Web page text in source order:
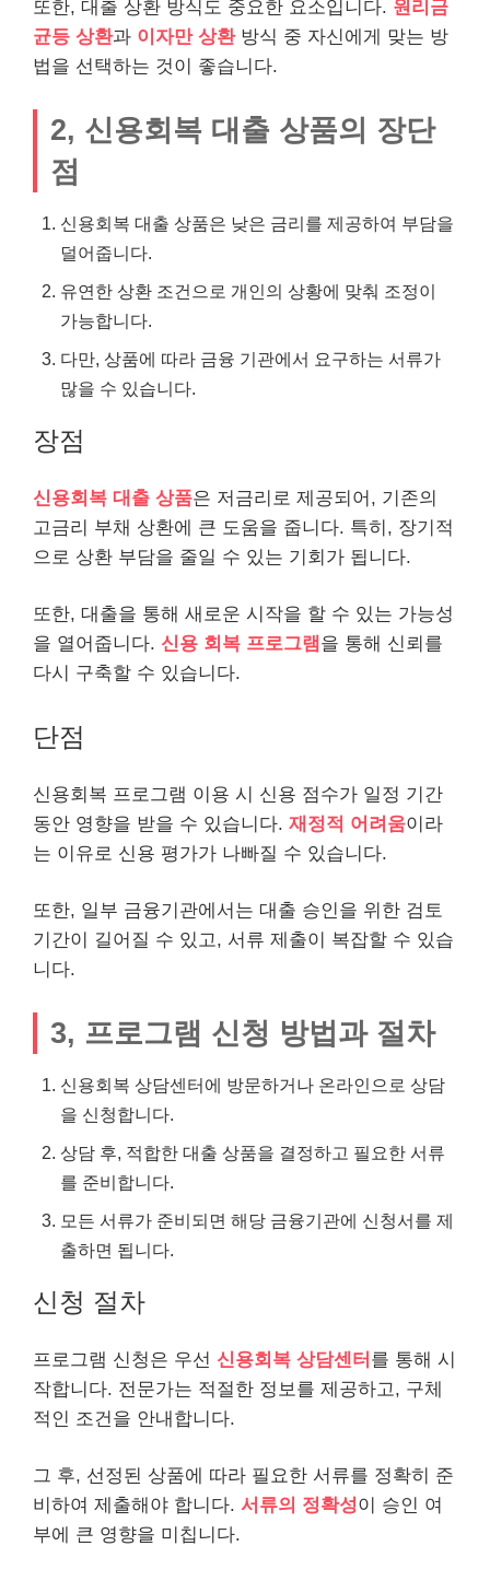
또한, 대출 상환 방식도 중요한 요소입니다. 원리금
균등 상환과 이자만 상환방식 중 자신에게 맞는 방
법을 선택하는 것이 좋습니다.
2, 신용회복 대출 상품의 장단
점
신용회복 대출 상품은 낮은 금리를 제공하여 부담을
덜어줍니다.
유연한 상환 조건으로 개인의 상황에 맞춰 조정이
가능합니다.
다만, 상품에 따라 금융 기관에서 요구하는 서류가
많을 수 있습니다.
장점
신용회복 대출 상품은 저금리로 제공되어, 기존의
고금리 부채 상환에 큰 도움을 줍니다. 특히, 장기적
으로 상환 부담을 줄일 수 있는 기회가 됩니다.
또한, 대출을 통해 새로운 시작을 할 수 있는 가능성
을 열어줍니다. 신용 회복 프로그램 을 통해 신뢰를
다시 구축할 수 있습니다.
단점
신용회복 프로그램 이용 시 신용 점수가 일정 기간
동안 영향을 받을 수 있습니다. 재정적 어려움이라
는 이유로 신용 평가가 나빠질 수 있습니다.
또한, 일부 금융기관에서는 대출 승인을 위한 검토
기간이 길어질 수 있고, 서류 제출이 복잡할 수 있습
니다.
3, 프로그램 신청 방법과 절차
신용회복 상담센터에 방문하거나 온라인 으로 상담
을 신청합니다.
상담 후, 적합한 대출 상품을 결정하고 필요한 서류
를 준비합니다.
모든 서류가 준비되면 해당 금융기관에 신청서를 제
출하면 됩니다.
신청 절차
프로그램 신청은 우선 신용회복 상담센터 를 통해 시
작합니다. 전문가는 적절한 정보를 제공하고, 구체
적인 조건을 안내합니다.
그 후, 선정된 상품에 따라 필요한 서류를 정확히 준
비하여 제출해야 합니다. 서류의 정확성이 승인 여
부에 큰 영향을 미칩니다.